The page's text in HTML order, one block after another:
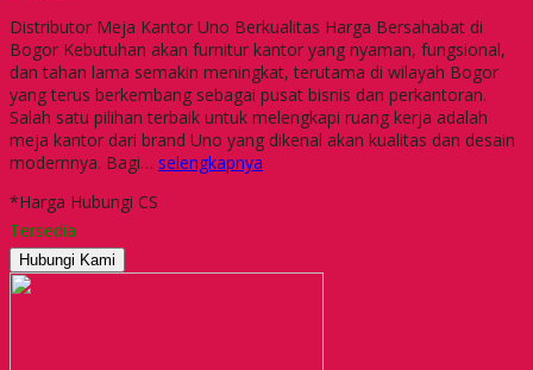
Distributor Meja Kantor Uno Berkualitas Harga Bersahabat di
Bogor Kebutuhan akan furnitur kantor yang nyaman, fungsional,
dan tahan lama semakin meningkat, terutama di wilayah Bogor
yang terus berkembang sebagai pusat bisnis dan perkantoran.
Salah satu pilihan terbaik untuk melengkapi ruang kerja adalah
meja kantor dari brand Uno yang dikenal akan kualitas dan desain
modernnya. Bagi… selengkapnya
*Harga Hubungi CS
Tersedia
Hubungi Kami